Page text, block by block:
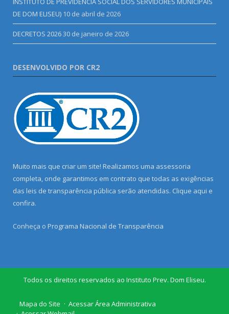
DE DOM ELISEU) 10 de abril de 2026
DECRETOS 202630 de janeiro de 2026
DESENVOLVIDO POR CR2
Muito mais que criar um site! Realizamos uma assessoria
completa, onde garantimos em contrato que todas as exigências
das leis de transparência pública serão atendidas. Clique aqui e
confira.
Conheça o Programa Nacional de Transparência
Todos os direitos reservados ao Instituto Prev. Dom Eliseu.
Mapa do Site
Acessar Área Administrativa